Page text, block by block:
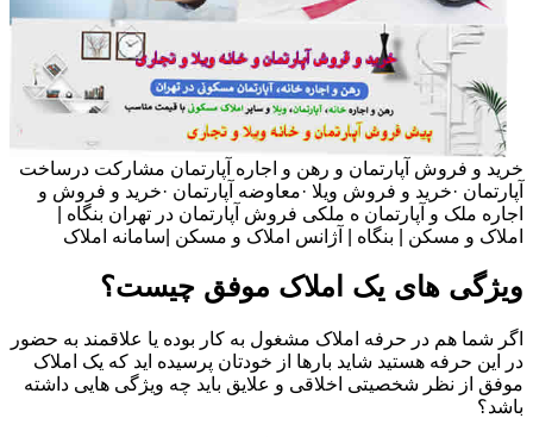
خرید و فروش آپارتمان و رهن و اجاره آپارتمان مشارکت درساخت
آپارتمان ·خرید و فروش ویلا ·معاوضه آپارتمان ·خرید و فروش و
اجاره ملک و آپارتمان ه ملکی فروش آپارتمان در تهران بنگاه |
املاک و مسکن | بنگاه | آژانس املاک و مسکن |سامانه املاک
ویژگی های یک املاک موفق چیست؟
اگر شما هم در حرفه املاک مشغول به کار بوده یا علاقمند به حضور
در این حرفه هستید شاید بارها از خودتان پرسیده اید که یک املاک
موفق از نظر شخصیتی اخلاقی و علایق باید چه ویژگی هایی داشته
باشد؟